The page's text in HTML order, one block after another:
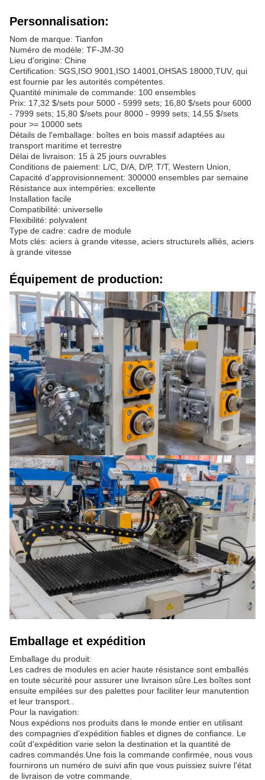
Personnalisation:
Nom de marque: Tianfon
Numéro de modèle: TF-JM-30
Lieu d'origine: Chine
Certification: SGS,ISO 9001,ISO 14001,OHSAS 18000,TUV, qui
est fournie par les autorités compétentes.
Quantité minimale de commande: 100 ensembles
Prix: 17,32 $/sets pour 5000 - 5999 sets; 16,80 $/sets pour 6000
- 7999 sets; 15,80 $/sets pour 8000 - 9999 sets; 14,55 $/sets
pour >= 10000 sets
Détails de l'emballage: boîtes en bois massif adaptées au
transport maritime et terrestre
Délai de livraison: 15 à 25 jours ouvrables
Conditions de paiement: L/C, D/A, D/P, T/T, Western Union,
Capacité d'approvisionnement: 300000 ensembles par semaine
Résistance aux intempéries: excellente
Installation facile
Compatibilité: universelle
Flexibilité: polyvalent
Type de cadre: cadre de module
Mots clés: aciers à grande vitesse, aciers structurels alliés, aciers
à grande vitesse
Équipement de production:
Emballage et expédition
Emballage du produit:
Les cadres de modules en acier haute résistance sont emballés
en toute sécurité pour assurer une livraison sûre.Les boîtes sont
ensuite empilées sur des palettes pour faciliter leur manutention
et leur transport..
Pour la navigation:
Nous expédions nos produits dans le monde entier en utilisant
des compagnies d'expédition fiables et dignes de confiance. Le
coût d'expédition varie selon la destination et la quantité de
cadres commandés.Une fois la commande confirmée, nous vous
fournirons un numéro de suivi afin que vous puissiez suivre l'état
de livraison de votre commande.